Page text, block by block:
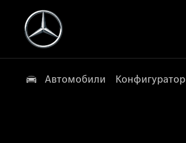
Автомобили Конфигуратор